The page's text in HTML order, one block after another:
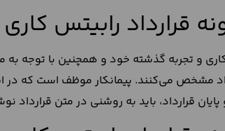
قرارداد رابیتس
کاری و تجربه گذشته خود و همچنین با توجه به
مشخص می‌کنند. پیمانکار موظف است که در
قرارداد، باید به روشنی در متن قرارداد